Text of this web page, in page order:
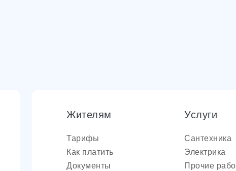
Жителям
Тарифы
Как платить
Документы
Услуги
Сантехника
Электрика
Прочие